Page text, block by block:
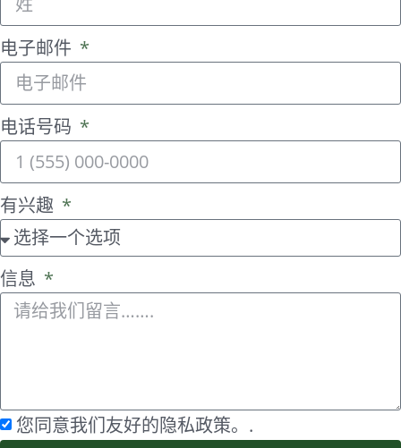
电子邮件
电话号码
有兴趣
信息
您同意我们友好的隐私政策。.